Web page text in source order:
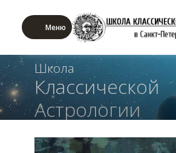
Меню
Школа
Классической
Астрологии